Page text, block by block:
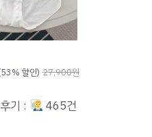
할인) 27,900원
기 : 465건